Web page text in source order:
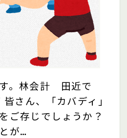
。林会計 田近で
さん、「カバディ」
ご存じでしょうか？
が…